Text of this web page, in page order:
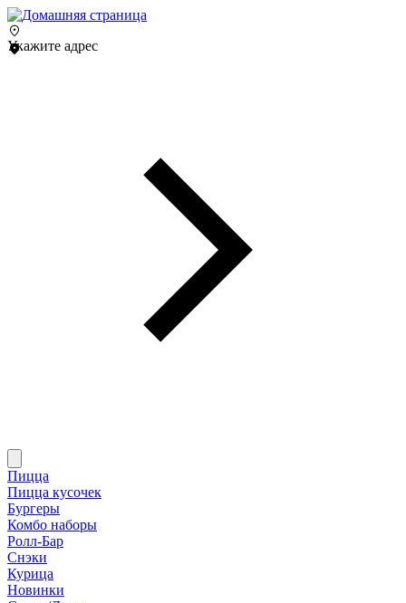
Укажите адрес
Пицца
Пицца кусочек
Бургеры
Комбо наборы
Ролл-Бар
Снэки
Курица
Новинки